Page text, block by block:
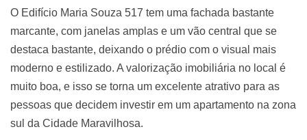
O Edifício Maria Souza 517 tem uma fachada bastante
marcante, com janelas amplas e um vão central que se
destaca bastante, deixando o prédio com o visual mais
moderno e estilizado. A valorização imobiliária no local é
muito boa, e isso se torna um excelente atrativo para as
pessoas que decidem investir em um apartamento na zona
sul da Cidade Maravilhosa.